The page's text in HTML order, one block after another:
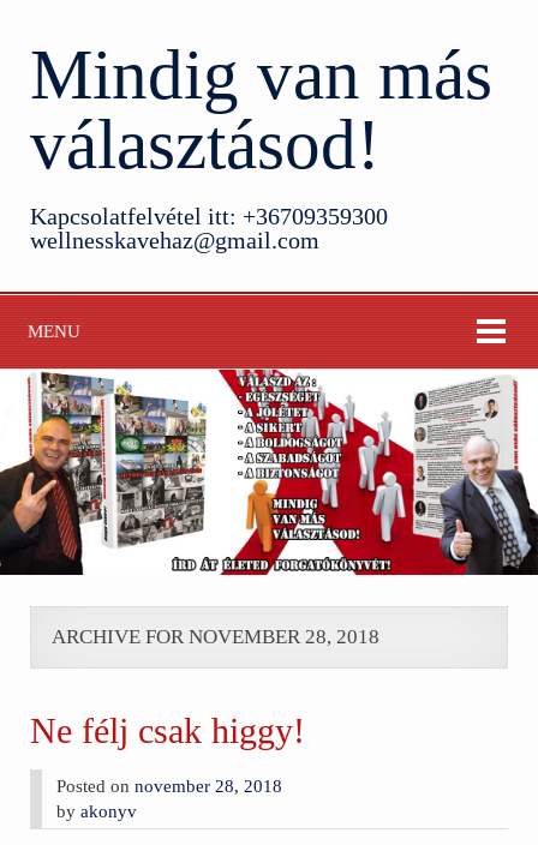
Mindig van más
választásod!
Kapcsolatfelvétel itt: +36709359300
wellnesskavehaz@gmail.com
MENU
ARCHIVE FOR NOVEMBER 28, 2018
Ne félj csak higgy!
Posted onnovember 28, 2018
byakonyv